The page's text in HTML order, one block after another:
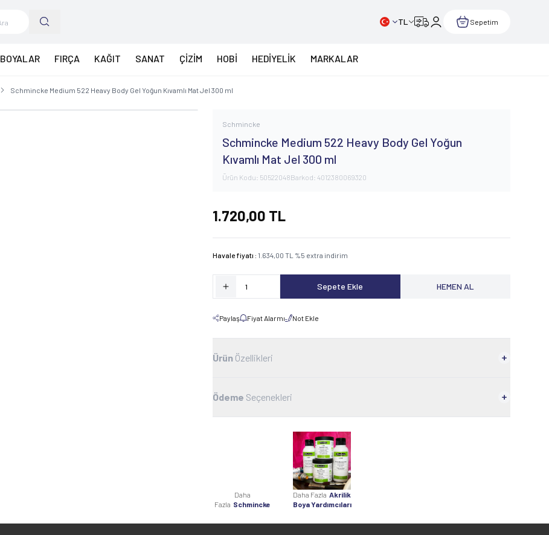
TL Sepetim
BOYALAR FIRÇA KAĞIT SANAT ÇİZİM HOBİ HEDİYELİK MARKALAR
Schmincke Medium 522 Heavy Body Gel Yoğun Kıvamlı Mat Jel 300 ml
Schmincke
Schmincke Medium 522 Heavy Body Gel Yoğun
Kıvamlı Mat Jel 300 ml
Ürün Kodu: 50522048Barkod:4012380069320
1.720,00 TL
Havale fiyatı :1.634,00 TL %5 extra indirim
Sepete Ekle HEMEN AL
Paylaş Fiyat Alarmı Not Ekle
Ürün Özellikleri
Ödeme Seçenekleri
Daha
Fazla Schmincke
Daha Fazla Akrilik
Boya Yardımcıları